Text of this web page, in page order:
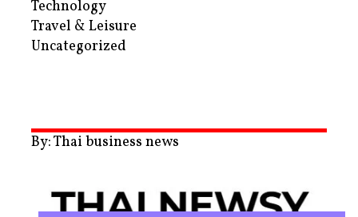
Technology
Travel & Leisure
Uncategorized
By: Thai business news